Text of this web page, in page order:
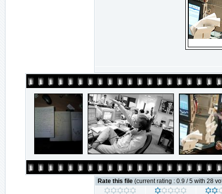
Rate this file (current rating : 0.9 / 5 with 28